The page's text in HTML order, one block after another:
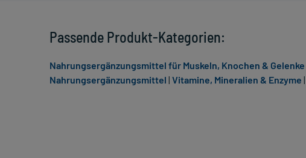
Passende Produkt-Kategorien:
Nahrungsergänzungsmittel für Muskeln, Knochen & Gelenke
Nahrungsergänzungsmittel | Vitamine, Mineralien & Enzyme |